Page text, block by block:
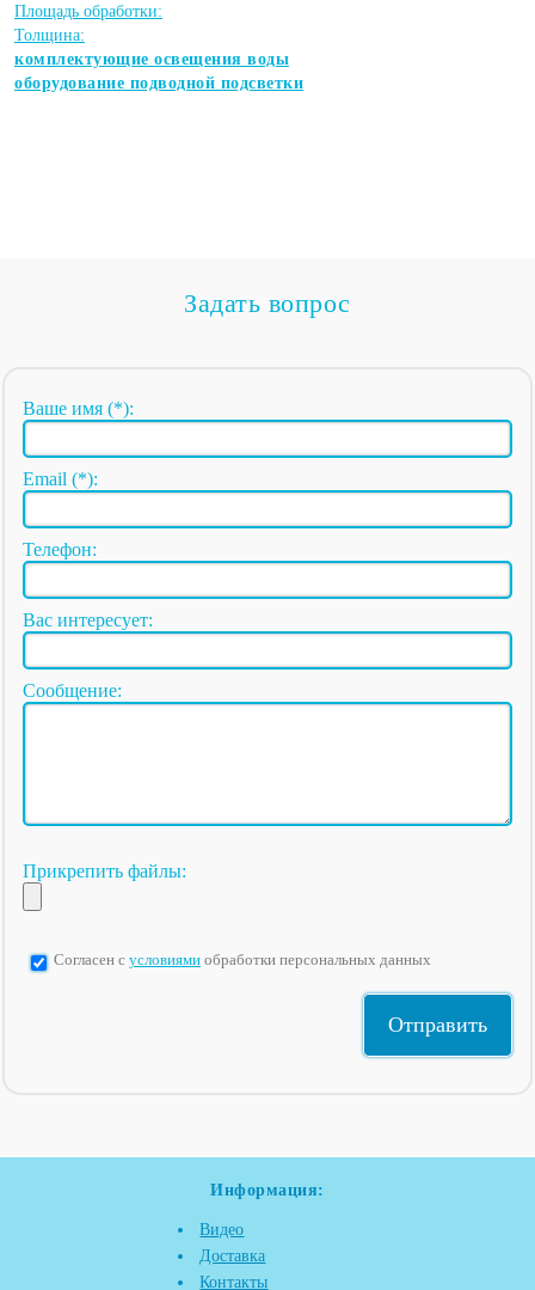
Площадь обработки:
Толщина:
комплектующие освещения воды
оборудование подводной подсветки
Задать вопрос
Ваше имя (*):
Email (*):
Телефон:
Вас интересует:
Сообщение:
Прикрепить файлы:
Согласен с условиями обработки персональных данных
Информация:
Видео
Доставка
Контакты